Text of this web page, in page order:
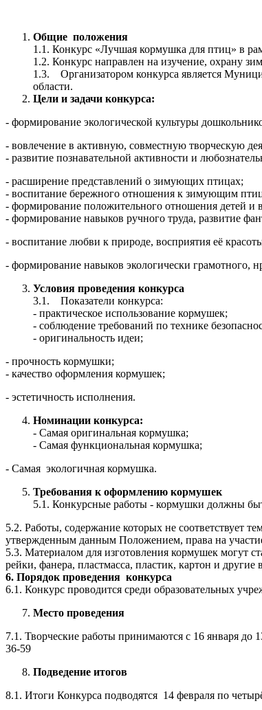
Общие положения
1.1. Конкурс «Лучшая кормушка для птиц» в
1.2. Конкурс направлен на изучение, охрану
1.3. Организатором конкурса является
области.
Цели и задачи конкурса:
- формирование экологической культуры
- вовлечение в активную, совместную творческую
- развитие познавательной активности и
- расширение представлений о зимующих птицах;
- воспитание бережного отношения к зимующим
- формирование положительного отношения детей и
- формирование навыков ручного труда, развитие
- воспитание любви к природе, восприятия её
- формирование навыков экологически грамотного,
Условия проведения конкурса
3.1. Показатели конкурса:
- практическое использование кормушек;
- соблюдение требований по технике
- оригинальность идеи;
- прочность кормушки;
- качество оформления кормушек;
- эстетичность исполнения.
Номинации конкурса:
- Самая оригинальная кормушка;
- Самая функциональная кормушка;
- Самая экологичная кормушка.
Требования к оформлению кормушек
5.1. Конкурсные работы - кормушки должны
5.2. Работы, содержание которых не соответствует
утвержденным данным Положением, права на
5.3. Материалом для изготовления кормушек могут
рейки, фанера, пластмасса, пластик, картон и
6. Порядок проведения конкурса
6.1. Конкурс проводится среди образовательных
Место проведения
7.1. Творческие работы принимаются с 16 января
36-59
Подведение итогов
8.1. Итоги Конкурса подводятся 14 февраля по